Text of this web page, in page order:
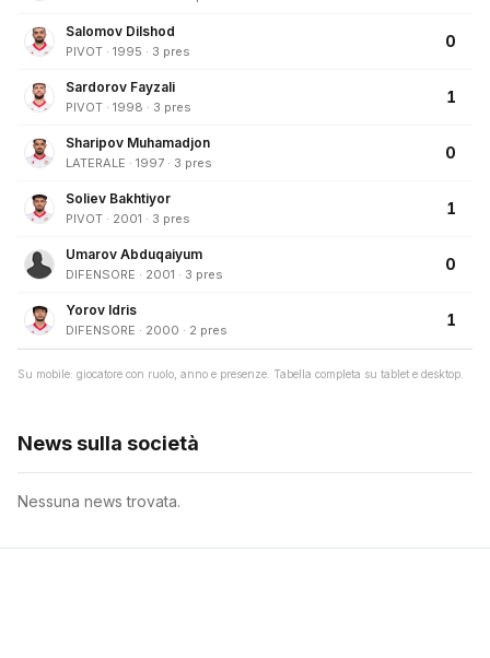
Salomov Dilshod
PIVOT · 1995 · 3 pres
0
Sardorov Fayzali
PIVOT · 1998 · 3 pres
1
Sharipov Muhamadjon
LATERALE · 1997 · 3 pres
0
Soliev Bakhtiyor
PIVOT · 2001 · 3 pres
1
Umarov Abduqaiyum
DIFENSORE · 2001 · 3 pres
0
Yorov Idris
DIFENSORE · 2000 · 2 pres
1
Su mobile: giocatore con ruolo, anno e presenze. Tabella completa su tablet e desktop.
News sulla società
Nessuna news trovata.